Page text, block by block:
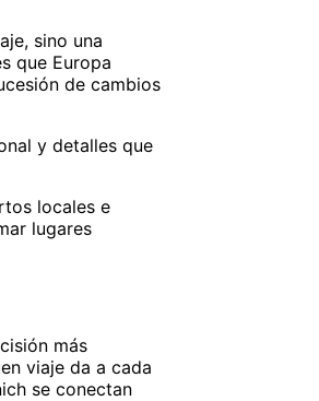
sino una
que Europa
de cambios
y detalles que
locales e
lugares
más
viaje da a cada
se conectan